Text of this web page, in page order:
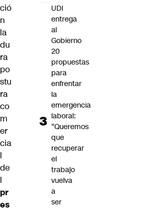
ció
n
la
du
ra
po
stu
ra
co
m
er
cia
l
de
l
pr
es
UDI
entrega
al
Gobierno
20
propuestas
para
enfrentar
la
emergencia
laboral:
“Queremos
que
recuperar
el
trabajo
vuelva
a
ser